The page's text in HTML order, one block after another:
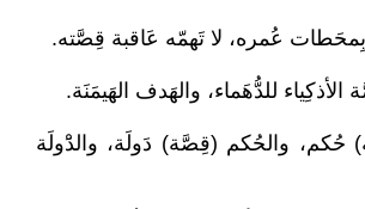
عُمره، لا تَهمّه عَاقبة قِصَّته.
الأذكِياء للدُّهَماء، والهَدف الهَيمَنَة.
حُكم، والحُكم (قِصَّة) دَولَة، والدَْولَة